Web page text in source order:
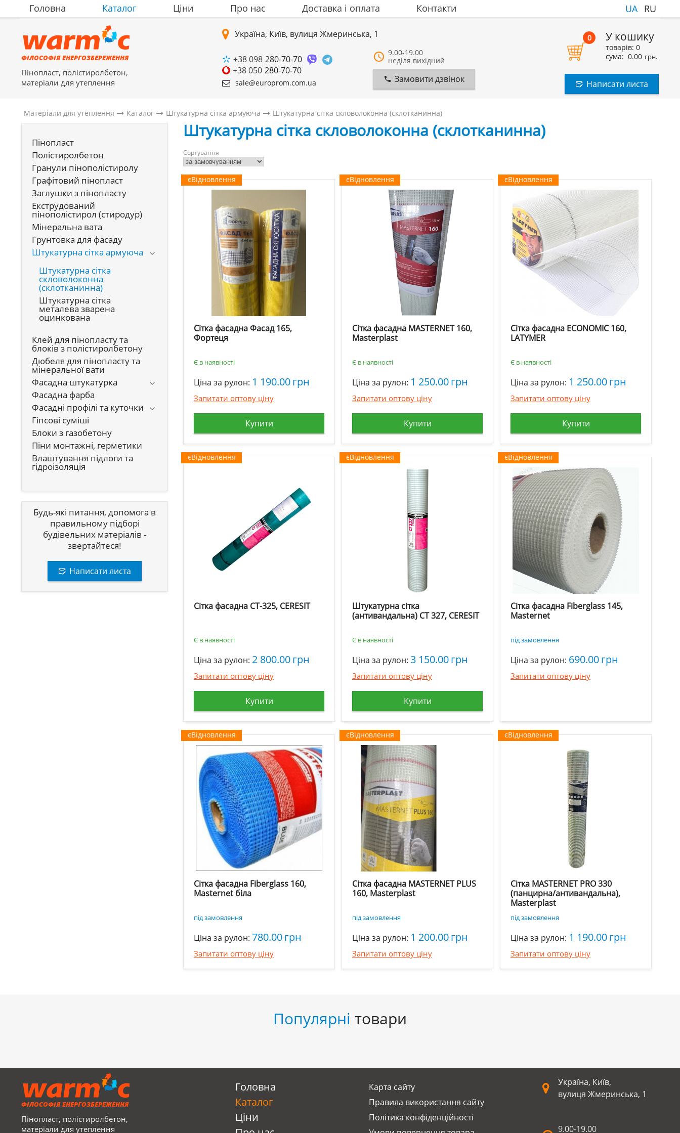
Головна Каталог Ціни Про нас Доставка i оплата Контакти UA RU
ФІЛОСОФІЯ ЕНЕРГОЗБЕРЕЖЕННЯ
Пінопласт, полістиролбетон,
матеріали для утеплення
Україна, Київ, вулиця Жмеринська, 1
+38 098 280-70-70
+38 050 280-70-70
sale@europrom.com.ua
9.00-19.00
неділя вихідний
Замовити дзвінок
0 У кошику
товарів: 0
сума: 0.00 грн.
Написати листа
Матеріали для утеплення Каталог Штукатурна сітка армуюча Штукатурна сітка скловолоконна (склотканинна)
Пінопласт
Полістиролбетон
Гранули пінополістиролу
Графітовий пінопласт
Заглушки з пінопласту
Екструдований
пінополістирол (стиродур)
Мінеральна вата
Грунтовка для фасаду
Штукатурна сітка армуюча
Штукатурна сітка
скловолоконна
(склотканинна)
Штукатурна сітка
металева зварена
оцинкована
Клей для пінопласту та
блоків з полістиролбетону
Дюбеля для пінопласту та
мінеральної вати
Фасадна штукатурка
Фасадна фарба
Фасадні профілі та куточки
Гіпсові суміші
Блоки з газобетону
Піни монтажні, герметики
Влаштування підлоги та
гідроізоляція
Будь-які питання, допомога в
правильному підборі
будівельних матеріалів -
звертайтеся!
Написати листа
Штукатурна сітка скловолоконна (склотканинна)
Сортування
єВідновлення
Сітка фасадна Фасад 165,
Фортеця
Є в наявності
Ціна за рулон: 1 190.00грн
Запитати оптову ціну
Купити
єВідновлення
Сітка фасадна MASTERNET 160,
Masterplast
Є в наявності
Ціна за рулон: 1 250.00грн
Запитати оптову ціну
Купити
єВідновлення
Сітка фасадна ECONOMIC 160,
LATYMER
Є в наявності
Ціна за рулон: 1 250.00грн
Запитати оптову ціну
Купити
єВідновлення
Сітка фасадна CT-325, CERESIT
Є в наявності
Ціна за рулон: 2 800.00грн
Запитати оптову ціну
Купити
єВідновлення
Штукатурна сітка
(антивандальна) CT 327, CERESIT
Є в наявності
Ціна за рулон: 3 150.00грн
Запитати оптову ціну
Купити
єВідновлення
Сітка фасадна Fiberglass 145,
Masternet
під замовлення
Ціна за рулон: 690.00грн
Запитати оптову ціну
єВідновлення
Сітка фасадна Fiberglass 160,
Masternet біла
під замовлення
Ціна за рулон: 780.00грн
Запитати оптову ціну
єВідновлення
Сітка фасадна MASTERNET PLUS
160, Masterplast
під замовлення
Ціна за рулон: 1 200.00грн
Запитати оптову ціну
єВідновлення
Сітка MASTERNET PRO 330
(панцирна/антивандальна),
Masterplast
під замовлення
Ціна за рулон: 1 190.00грн
Запитати оптову ціну
Популярні товари
ФІЛОСОФІЯ ЕНЕРГОЗБЕРЕЖЕННЯ
Пінопласт, полістиролбетон,
матеріали для утеплення
Головна
Каталог
Ціни
Карта сайту
Правила використання сайту
Політика конфіденційності
Україна, Київ,
вулиця Жмеринська, 1
9.00-19.00